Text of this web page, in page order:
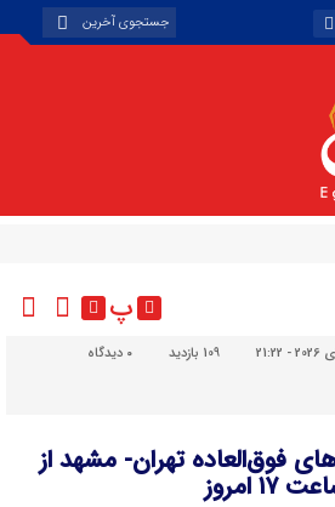
پ
109 بازدید دیدگاه
فوق‌العاده تهران- مشهد از
۱۷ امروز